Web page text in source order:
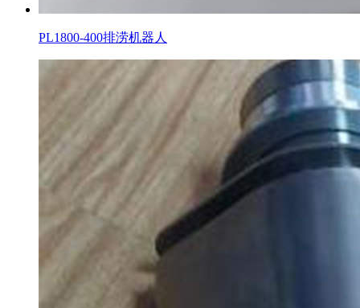
PL1800-400排涝机器人